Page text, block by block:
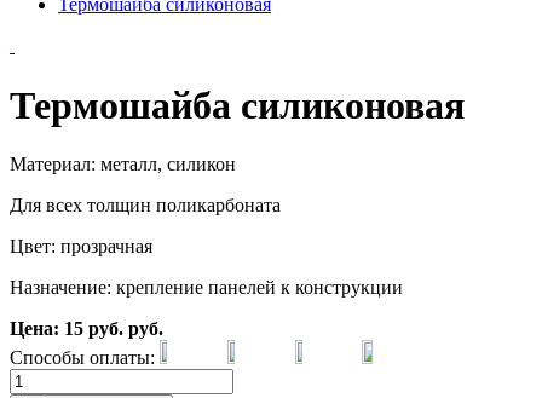
Термошайба силиконовая
Термошайба силиконовая
Материал: металл, силикон
Для всех толщин поликарбоната
Цвет: прозрачная
Назначение: крепление панелей к конструкции
Цена: 15 руб. руб.
Способы оплаты: